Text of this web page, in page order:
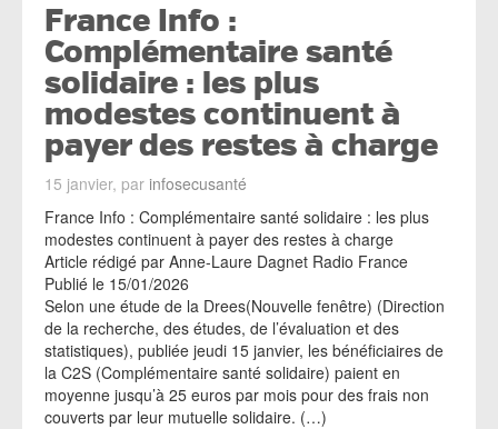
France Info :
Complémentaire santé
solidaire : les plus
modestes continuent à
payer des restes à charge
15 janvier, par infosecusanté
France Info : Complémentaire santé solidaire : les plus
modestes continuent à payer des restes à charge
Article rédigé par Anne-Laure Dagnet Radio France
Publié le 15/01/2026
Selon une étude de la Drees(Nouvelle fenêtre) (Direction
de la recherche, des études, de l’évaluation et des
statistiques), publiée jeudi 15 janvier, les bénéficiaires de
la C2S (Complémentaire santé solidaire) paient en
moyenne jusqu’à 25 euros par mois pour des frais non
couverts par leur mutuelle solidaire. (…)